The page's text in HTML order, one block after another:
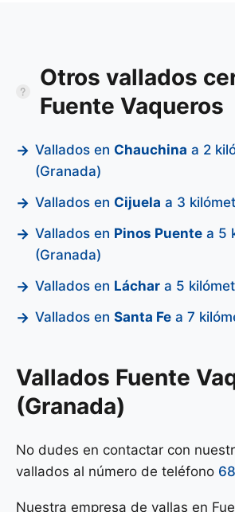
Otros vallados
Fuente Vaqueros
Vallados en Chauchina a 2
(Granada)
Vallados en Cijuela a 3
Vallados en Pinos Puente a 5
(Granada)
Vallados en Láchar a 5
Vallados en Santa Fe a 7
Vallados Fuente
(Granada)
No dudes en contactar con
vallados al número de teléfono
Nuestra empresa de vallas en